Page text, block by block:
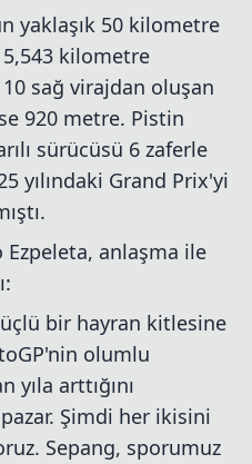
yaklaşık 50 kilometre
kilometre
sağ virajdan oluşan
920 metre. Pistin
sürücüsü 6 zaferle
yılındaki Grand Prix'yi
Ezpeleta, anlaşma ile
bir hayran kitlesine
olumlu
arttığını
Şimdi her ikisini
Sepang, sporumuz